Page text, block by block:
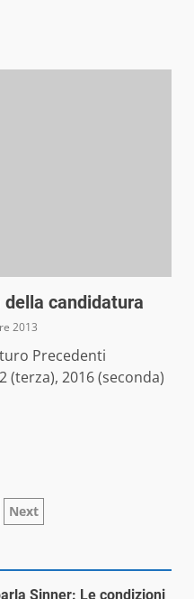
candidatura
2013
Precedenti
(terza), 2016 (seconda)
Next
Sinner: Le condizioni